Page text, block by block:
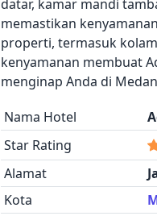
datar, kamar mandi
memastikan
properti, termasuk
kenyamanan membuat
menginap Anda di
Nama Hotel
Star Rating
Alamat
Kota